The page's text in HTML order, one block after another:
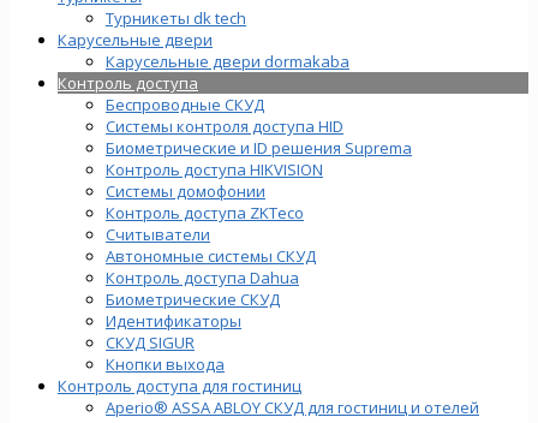
Турникеты dk tech
Карусельные двери
Карусельные двери dormakaba
Контроль доступа
Беспроводные СКУД
Системы контроля доступа HID
Биометрические и ID решения Suprema
Контроль доступа HIKVISION
Системы домофонии
Контроль доступа ZKTeco
Считыватели
Автономные системы СКУД
Контроль доступа Dahua
Биометрические СКУД
Идентификаторы
СКУД SIGUR
Кнопки выхода
Контроль доступа для гостиниц
Aperio® ASSA ABLOY СКУД для гостиниц и отелей